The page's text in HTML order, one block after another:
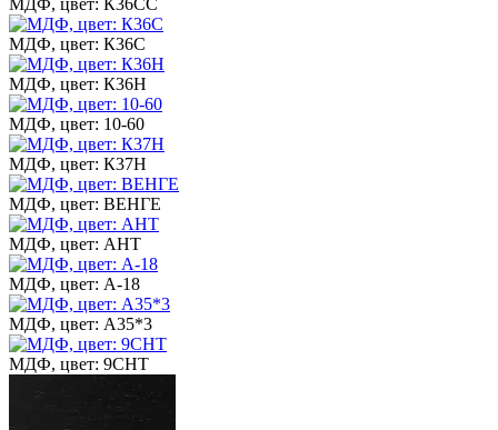
МДФ, цвет: К36СС
МДФ, цвет: К36С
МДФ, цвет: К36Н
МДФ, цвет: 10-60
МДФ, цвет: К37Н
МДФ, цвет: ВЕНГЕ
МДФ, цвет: АНТ
МДФ, цвет: А-18
МДФ, цвет: А35*3
МДФ, цвет: 9СНТ